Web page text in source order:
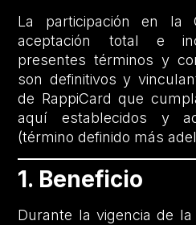
La participación en la
aceptación total e
presentes términos y
son definitivos y
de RappiCard que
aquí establecidos y
(término definido más
1. Beneficio
Durante la vigencia de